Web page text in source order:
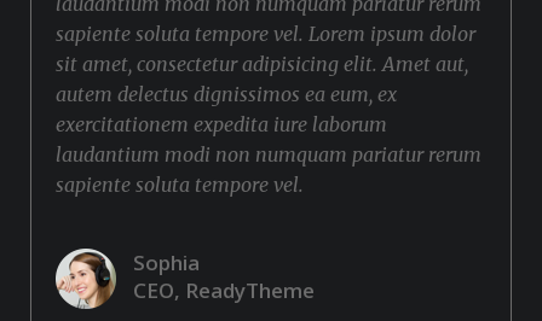
sapiente soluta tempore vel. Lorem ipsum dolor
sit amet, consectetur adipisicing elit. Amet aut,
autem delectus dignissimos ea eum, ex
exercitationem expedita iure laborum
laudantium modi non numquam pariatur rerum
sapiente soluta tempore vel.
Sophia
CEO, ReadyTheme